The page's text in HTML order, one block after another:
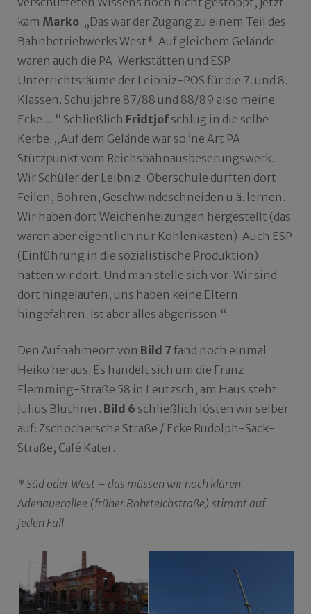
kam Marko: „Das war der Zugang zu einem Teil des
Bahnbetriebwerks West*. Auf gleichem Gelände
waren auch die PA-Werkstätten und ESP-
Unterrichtsräume der Leibniz-POS für die 7. und 8.
Klassen. Schuljahre 87/88 und 88/89 also meine
Ecke …“ Schließlich Fridtjof schlug in die selbe
Kerbe: „Auf dem Gelände war so ’ne Art PA-
Stützpunkt vom Reichsbahnausbeserungswerk.
Wir Schüler der Leibniz-Oberschule durften dort
Feilen, Bohren, Geschwindeschneiden u.ä. lernen.
Wir haben dort Weichenheizungen hergestellt (das
waren aber eigentlich nur Kohlenkästen). Auch ESP
(Einführung in die sozialistische Produktion)
hatten wir dort. Und man stelle sich vor: Wir sind
dort hingelaufen, uns haben keine Eltern
hingefahren. Ist aber alles abgerissen.“
Den Aufnahmeort von Bild 7 fand noch einmal
Heiko heraus. Es handelt sich um die Franz-
Flemming-Straße 58 in Leutzsch, am Haus steht
Julius Blüthner. Bild 6 schließlich lösten wir selber
auf: Zschochersche Straße / Ecke Rudolph-Sack-
Straße, Café Kater.
* Süd oder West – das müssen wir noch klären.
Adenauerallee (früher Rohrteichstraße) stimmt auf
jeden Fall.